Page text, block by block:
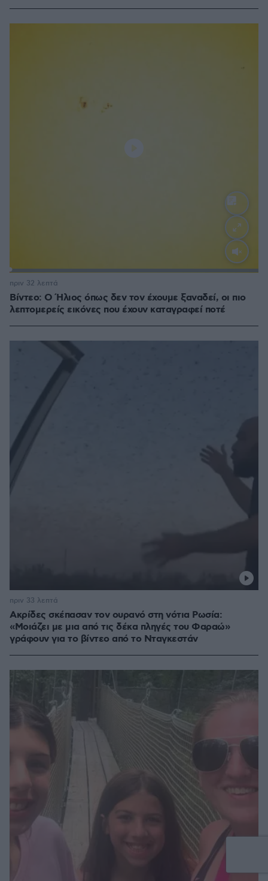
Loaded:
Βίντεο: Ο Ήλιος όπως δεν τον έχουμε ξαναδεί, οι πιο
λεπτομερείς εικόνες που έχουν καταγραφεί ποτέ
πριν 32 λεπτά
Ακρίδες σκέπασαν τον ουρανό στη νότια Ρωσία:
«Μοιάζει με μια από τις δέκα πληγές του Φαραώ»
γράφουν για το βίντεο από το Νταγκεστάν
πριν 33 λεπτά